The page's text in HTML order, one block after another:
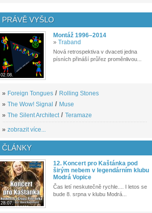
PRÁVĚ VYŠLO
02.08.
Montáž 1996–2014
» Traband
Nová retrospektiva v dvaceti jedna
písních přináší průřez proměnlivou...
» Foreign Tongues / Rolling Stones
» The Wow! Signal / Muse
» The Silent Architect/ Teramaze
» zobrazit více...
ČLÁNKY
28.07.
12. Koncert pro Kaštánka pod
širým nebem v legendárním klubu
Modrá Vopice
Čas letí neskutečně rychle.... I letos se
bude 8. srpna v klubu Modrá...